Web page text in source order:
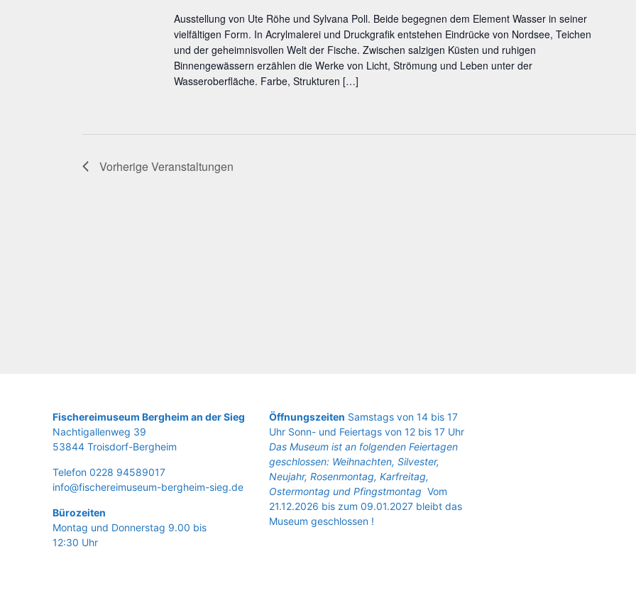
Ausstellung von Ute Röhe und Sylvana Poll. Beide begegnen dem Element Wasser in seiner
vielfältigen Form. In Acrylmalerei und Druckgrafik entstehen Eindrücke von Nordsee, Teichen
und der geheimnisvollen Welt der Fische. Zwischen salzigen Küsten und ruhigen
Binnengewässern erzählen die Werke von Licht, Strömung und Leben unter der
Wasseroberfläche. Farbe, Strukturen […]
VorherigeVeranstaltungen
Fische­rei­mu­se­um Berg­heim an der Sieg
Nach­ti­gal­len­weg 39
53844 Troisdorf-Bergheim
Tele­fon 0228 94589017
info@fischereimuseum-bergheim-sieg.de
Büro­zei­ten
Mon­tag und Don­ners­tag 9.00 bis
12:30 Uhr
Öffnungszeiten Samstags von 14 bis 17
Uhr Sonn- und Feiertags von 12 bis 17 Uhr
Das Museum ist an folgenden Feiertagen
geschlossen: Weihnachten, Silvester,
Neujahr, Rosenmontag, Karfreitag,
Ostermontag und Pfingstmontag Vom
21.12.2026 bis zum 09.01.2027 bleibt das
Museum geschlossen !